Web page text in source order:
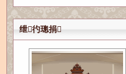
绁彴璁捐